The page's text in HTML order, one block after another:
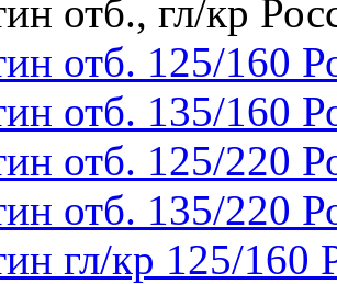
отб., гл/кр
отб. 125/160
отб. 135/160
отб. 125/220
отб. 135/220
гл/кр 125/160